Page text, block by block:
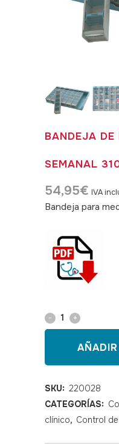
BANDEJA DE
SEMANAL
54,95€ IVA
Bandeja para
Bandeja
medicación
semanal
3100
SKU: 220028
CATEGORÍAS:
clínico, Control